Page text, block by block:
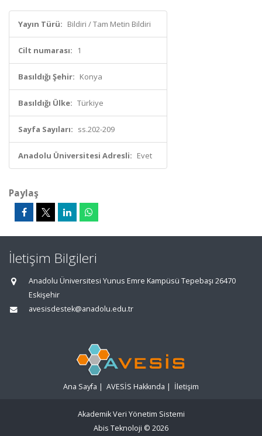
Yayın Türü: Bildiri / Tam Metin Bildiri
Cilt numarası: 1
Basıldığı Şehir: Konya
Basıldığı Ülke: Türkiye
Sayfa Sayıları: ss.202-209
Anadolu Üniversitesi Adresli: Evet
Paylaş
İletişim Bilgileri
Anadolu Üniversitesi Yunus Emre Kampüsü Tepebaşı 26470
Eskişehir
avesisdestek@anadolu.edu.tr
Ana Sayfa | AVESİS Hakkında | İletişim
Akademik Veri Yönetim Sistemi
Abis Teknoloji © 2026